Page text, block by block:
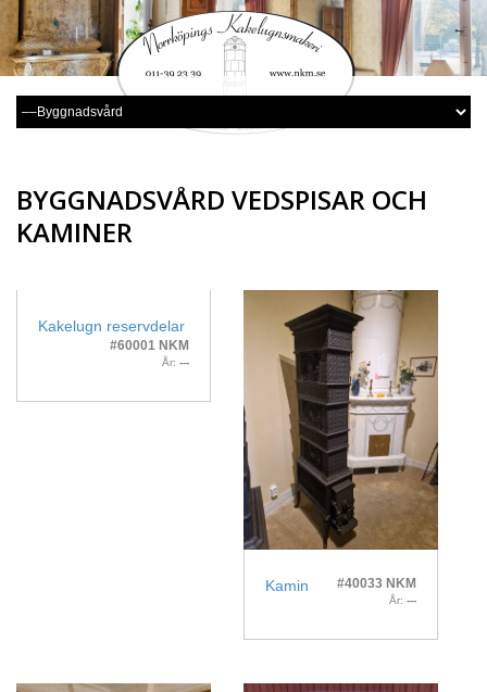
BYGGNADSVÅRD VEDSPISAR OCH
KAMINER
Kakelugn reservdelar
#60001 NKM
År: ---
Kamin #40033 NKM
År: ---